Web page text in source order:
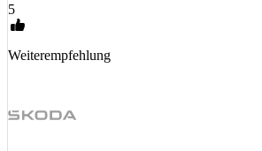
5
Weiterempfehlung